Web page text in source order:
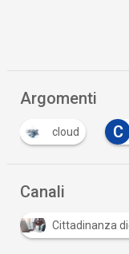
Argomenti
cloud C
Canali
Cittadinanza